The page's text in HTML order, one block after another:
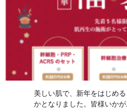
美しい肌で、新年をはじめ
かとなりました。皆様いか